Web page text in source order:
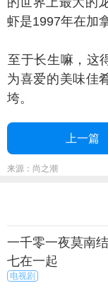
虾是1997年在加
长生嘛，这得
为喜爱的美味佳
垮。
上一篇
来源：尚之潮
一千零一夜莫南
七在一起
电视剧